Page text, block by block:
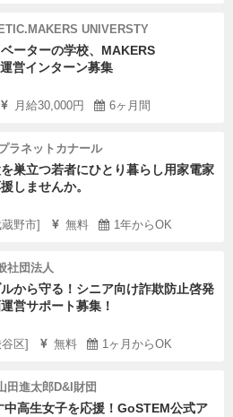
UNIVERSTY
ーターの学校、MAKERS
営インターン募集
月給30,000円 6ヶ月間
ラネットカナール
巣立つ若者にひとり暮らし用家電家
しませんか。
野市] 無料 1年からOK
社団法人
から守る！シニア向け詐欺防止啓発
営サポート募集！
区] 無料 1ヶ月からOK
田進太郎D&I財団
中高生女子を応援！GoSTEM公式ア